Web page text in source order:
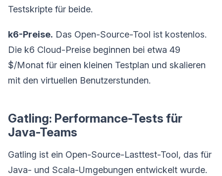
Testskripte für beide.
k6-Preise. Das Open-Source-Tool ist kostenlos.
Die k6 Cloud-Preise beginnen bei etwa 49
$/Monat für einen kleinen Testplan und skalieren
mit den virtuellen Benutzerstunden.
Gatling: Performance-Tests für
Java-Teams
Gatling ist ein Open-Source-Lasttest-Tool, das für
Java- und Scala-Umgebungen entwickelt wurde.